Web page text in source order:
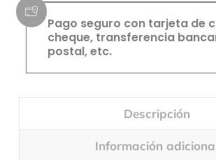
Pago seguro con tarjeta de
cheque, transferencia
postal, etc.
Descripción
Información